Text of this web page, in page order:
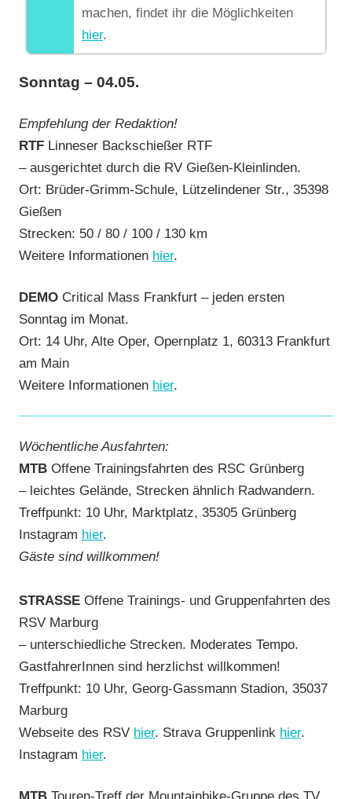
machen, findet ihr die Möglichkeiten
hier.
Sonntag – 04.05.
Empfehlung der Redaktion!
RTF Linneser Backschießer RTF
– ausgerichtet durch die RV Gießen-Kleinlinden.
Ort: Brüder-Grimm-Schule, Lützelindener Str., 35398
Gießen
Strecken: 50 / 80 / 100 / 130 km
Weitere Informationen hier.
DEMO Critical Mass Frankfurt – jeden ersten
Sonntag im Monat.
Ort: 14 Uhr, Alte Oper, Opernplatz 1, 60313 Frankfurt
am Main
Weitere Informationen hier.
Wöchentliche Ausfahrten:
MTB Offene Trainingsfahrten des RSC Grünberg
– leichtes Gelände, Strecken ähnlich Radwandern.
Treffpunkt: 10 Uhr, Marktplatz, 35305 Grünberg
Instagram hier.
Gäste sind willkommen!
STRASSE Offene Trainings- und Gruppenfahrten des
RSV Marburg
– unterschiedliche Strecken. Moderates Tempo.
GastfahrerInnen sind herzlichst willkommen!
Treffpunkt: 10 Uhr, Georg-Gassmann Stadion, 35037
Marburg
Webseite des RSV hier. Strava Gruppenlink hier.
Instagram hier.
MTB Touren-Treff der Mountainbike-Gruppe des TV